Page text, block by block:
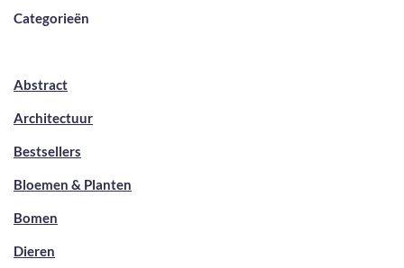
Categorieën
Abstract
Architectuur
Bestsellers
Bloemen & Planten
Bomen
Dieren